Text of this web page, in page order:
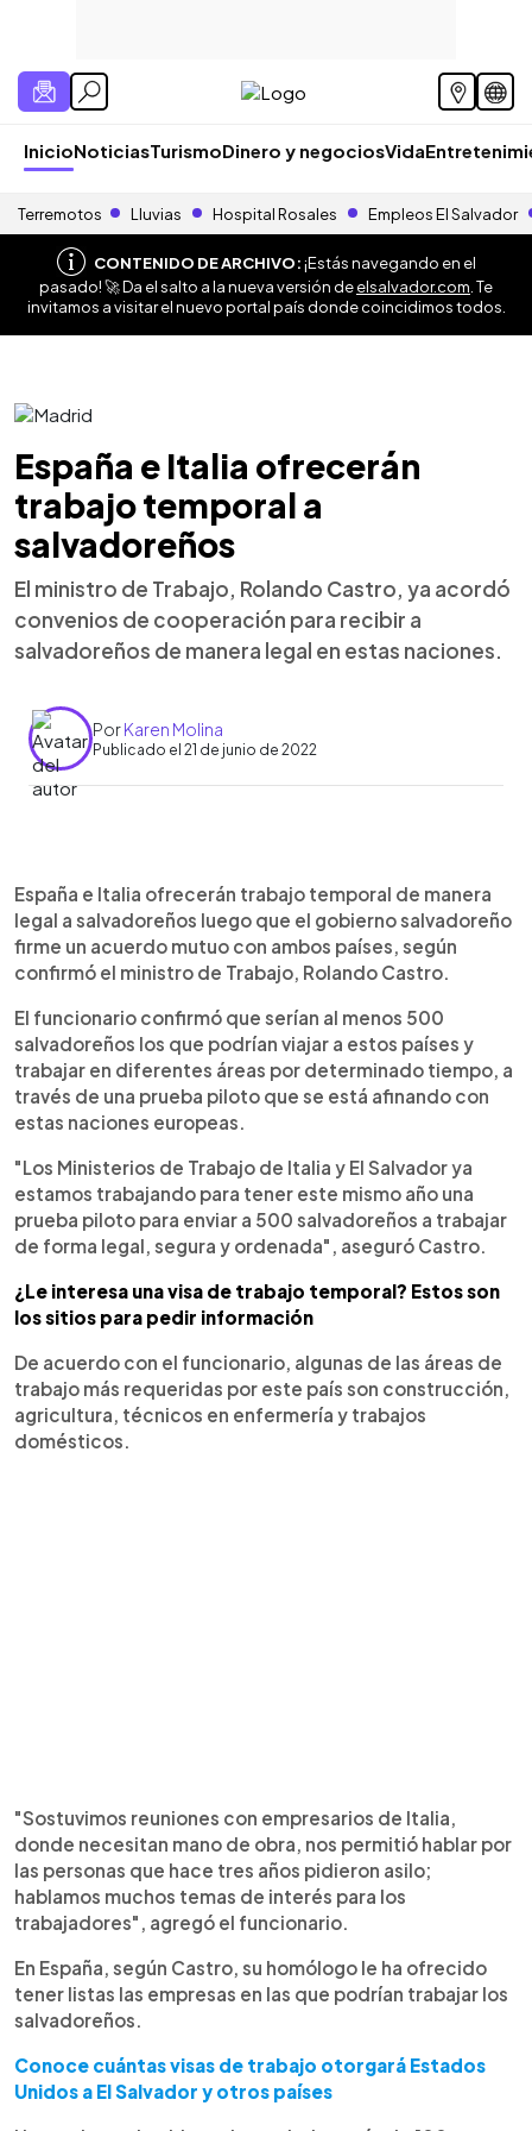
InicioNoticiasTurismoDinero y negociosVida
Terremotos Lluvias Hospital Rosales Empleos El Salvador
CONTENIDO DE ARCHIVO:¡Estás navegando en el
pasado! 🚀 Da el salto a la nueva versión deelsalvador.com . Te
invitamos a visitar el nuevo portal país donde coincidimos todos.
España e Italia ofrecerán
trabajo temporal a
salvadoreños
El ministro de Trabajo, Rolando Castro, ya acordó
convenios de cooperación para recibir a
salvadoreños de manera legal en estas naciones.
PorKaren Molina
Publicado el 21 de junio de 2022
Escuchar artículo
España e Italia ofrecerán trabajo temporal de manera
legal a salvadoreños luego que el gobierno salvadoreño
firme un acuerdo mutuo con ambos países, según
confirmó el ministro de Trabajo, Rolando Castro.
El funcionario confirmó que serían al menos 500
salvadoreños los que podrían viajar a estos países y
trabajar en diferentes áreas por determinado tiempo, a
través de una prueba piloto que se está afinando con
estas naciones europeas.
"Los Ministerios de Trabajo de Italia y El Salvador ya
estamos trabajando para tener este mismo año una
prueba piloto para enviar a 500 salvadoreños a trabajar
de forma legal, segura y ordenada", aseguró Castro.
¿Le interesa una visa de trabajo temporal? Estos son
los sitios para pedir información
De acuerdo con el funcionario, algunas de las áreas de
trabajo más requeridas por este país son construcción,
agricultura, técnicos en enfermería y trabajos
domésticos.
"Sostuvimos reuniones con empresarios de Italia,
donde necesitan mano de obra, nos permitió hablar por
las personas que hace tres años pidieron asilo;
hablamos muchos temas de interés para los
trabajadores", agregó el funcionario.
En España, según Castro, su homólogo le ha ofrecido
tener listas las empresas en las que podrían trabajar los
salvadoreños.
Conoce cuántas visas de trabajo otorgará Estados
Unidos a El Salvador y otros países